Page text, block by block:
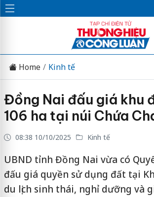
Home Kinh tế
Đồng Nai đấu giá khu
106 ha tại núi Chứa
08:38 10/10/2025 Kinh tế
UBND tỉnh Đồng Nai vừa có
đấu giá quyền sử dụng đất tại
du lịch sinh thái, nghỉ dưỡng và